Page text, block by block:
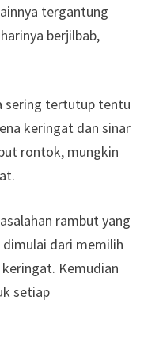
tergantung
berjilbab,
sering tertutup tentu
keringat dan sinar
rontok, mungkin
rambut yang
dari memilih
Kemudian
setiap